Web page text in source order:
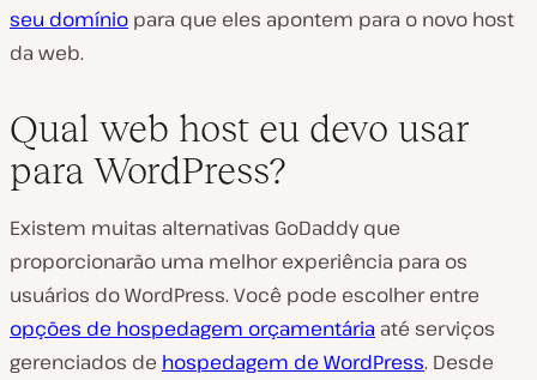
seu domínio para que eles apontem para o novo host
da web.
Qual web host eu devo usar
para WordPress?
Existem muitas alternativas GoDaddy que
proporcionarão uma melhor experiência para os
usuários do WordPress. Você pode escolher entre
opções de hospedagem orçamentária até serviços
gerenciados de hospedagem de WordPress. Desde